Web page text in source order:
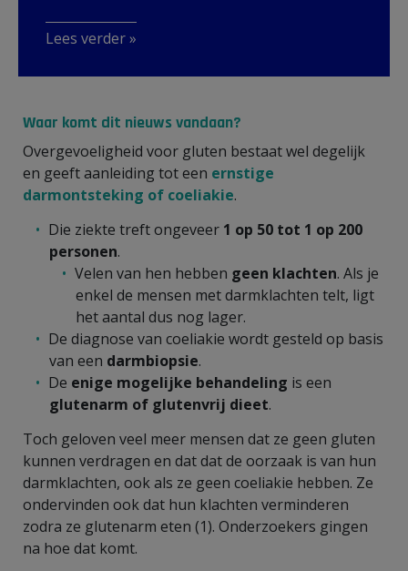
Lees verder »
Waar komt dit nieuws vandaan?
Overgevoeligheid voor gluten bestaat wel degelijk
en geeft aanleiding tot een ernstige
darmontsteking of coeliakie.
Die ziekte treft ongeveer 1 op 50 tot 1 op 200
personen.
Velen van hen hebben geen klachten. Als je
enkel de mensen met darmklachten telt, ligt
het aantal dus nog lager.
De diagnose van coeliakie wordt gesteld op basis
van een darmbiopsie.
De enige mogelijke behandeling is een
glutenarm of glutenvrij dieet.
Toch geloven veel meer mensen dat ze geen gluten
kunnen verdragen en dat dat de oorzaak is van hun
darmklachten, ook als ze geen coeliakie hebben. Ze
ondervinden ook dat hun klachten verminderen
zodra ze glutenarm eten (1). Onderzoekers gingen
na hoe dat komt.